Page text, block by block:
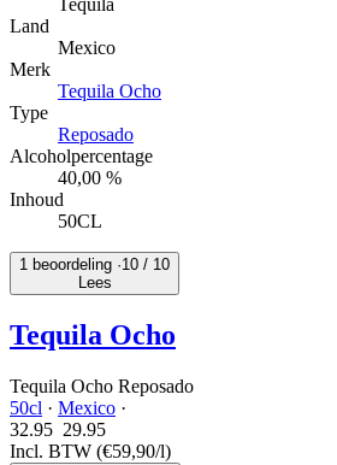
Tequila
Land
Mexico
Merk
Tequila Ocho
Type
Reposado
Alcoholpercentage
40,00 %
Inhoud
50CL
1 beoordeling ·10 / 10
Lees
Tequila Ocho
Tequila Ocho Reposado
50cl · Mexico ·
32.95 29.95
Incl. BTW (€59,90/l)